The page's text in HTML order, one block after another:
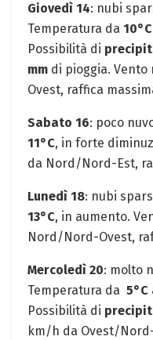
Giovedì⁣ 14: nubi
Temperatura da
Possibilità di
mm di pioggia.
Ovest, raffica
Sabato 16:​ poco
11°C, in forte
da Nord/Nord-Est,⁤
Lunedì 18: nubi
13°C, in aumento.
Nord/Nord-Ovest,
Mercoledì 20: molto
Temperatura da ‌ 5°C⁤
Possibilità di
km/h da Ovest/